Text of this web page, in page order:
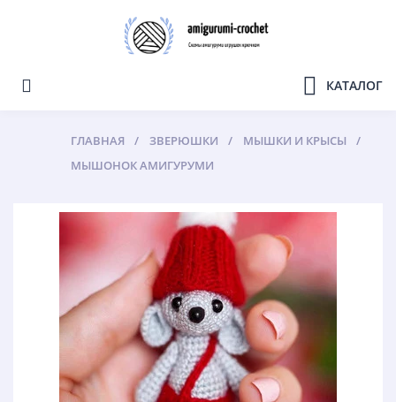
КАТАЛОГ
ГЛАВНАЯ ЗВЕРЮШКИ
МЫШКИ И КРЫСЫ
МЫШОНОК АМИГУРУМИ